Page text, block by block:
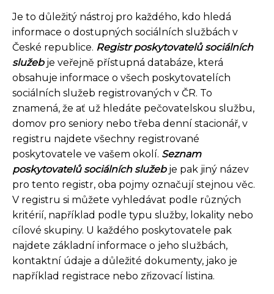
Je to důležitý nástroj pro každého, kdo hledá
informace o dostupných sociálních službách v
České republice. Registr poskytovatelů sociálních
služebje veřejně přístupná databáze, která
obsahuje informace o všech poskytovatelích
sociálních služeb registrovaných v ČR. To
znamená, že ať už hledáte pečovatelskou službu,
domov pro seniory nebo třeba denní stacionář, v
registru najdete všechny registrované
poskytovatele ve vašem okolí. Seznam
poskytovatelů sociálních služebje pak jiný název
pro tento registr, oba pojmy označují stejnou věc.
V registru si můžete vyhledávat podle různých
kritérií, například podle typu služby, lokality nebo
cílové skupiny. U každého poskytovatele pak
najdete základní informace o jeho službách,
kontaktní údaje a důležité dokumenty, jako je
například registrace nebo zřizovací listina.